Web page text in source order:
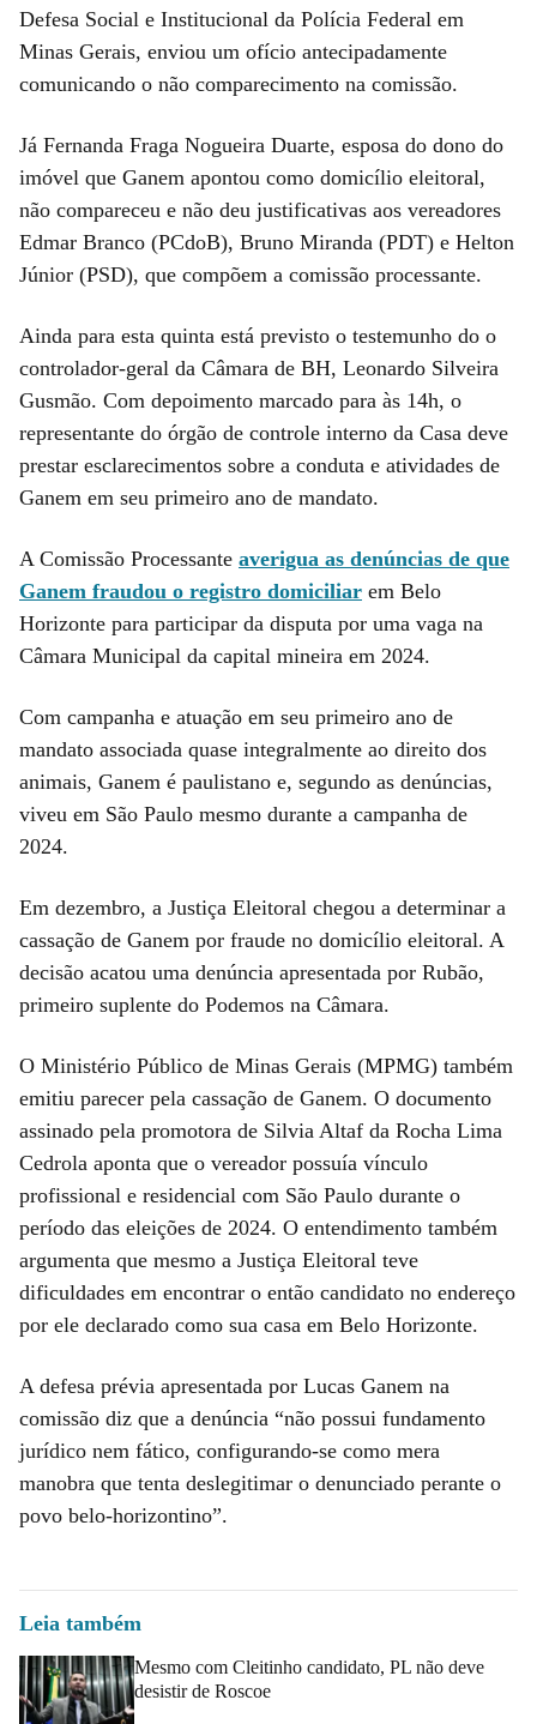
Defesa Social e Institucional da Polícia Federal em
Minas Gerais, enviou um ofício antecipadamente
comunicando o não comparecimento na comissão.
Já Fernanda Fraga Nogueira Duarte, esposa do dono do
imóvel que Ganem apontou como domicílio eleitoral,
não compareceu e não deu justificativas aos vereadores
Edmar Branco (PCdoB), Bruno Miranda (PDT) e Helton
Júnior (PSD), que compõem a comissão processante.
Ainda para esta quinta está previsto o testemunho do o
controlador-geral da Câmara de BH, Leonardo Silveira
Gusmão. Com depoimento marcado para às 14h, o
representante do órgão de controle interno da Casa deve
prestar esclarecimentos sobre a conduta e atividades de
Ganem em seu primeiro ano de mandato.
A Comissão Processante averigua as denúncias de que
Ganem fraudou o registro domiciliar em Belo
Horizonte para participar da disputa por uma vaga na
Câmara Municipal da capital mineira em 2024.
Com campanha e atuação em seu primeiro ano de
mandato associada quase integralmente ao direito dos
animais, Ganem é paulistano e, segundo as denúncias,
viveu em São Paulo mesmo durante a campanha de
2024.
Em dezembro, a Justiça Eleitoral chegou a determinar a
cassação de Ganem por fraude no domicílio eleitoral. A
decisão acatou uma denúncia apresentada por Rubão,
primeiro suplente do Podemos na Câmara.
O Ministério Público de Minas Gerais (MPMG) também
emitiu parecer pela cassação de Ganem. O documento
assinado pela promotora de Silvia Altaf da Rocha Lima
Cedrola aponta que o vereador possuía vínculo
profissional e residencial com São Paulo durante o
período das eleições de 2024. O entendimento também
argumenta que mesmo a Justiça Eleitoral teve
dificuldades em encontrar o então candidato no endereço
por ele declarado como sua casa em Belo Horizonte.
A defesa prévia apresentada por Lucas Ganem na
comissão diz que a denúncia “não possui fundamento
jurídico nem fático, configurando-se como mera
manobra que tenta deslegitimar o denunciado perante o
povo belo-horizontino”.
Leia também
Mesmo com Cleitinho candidato, PL não deve
desistir de Roscoe